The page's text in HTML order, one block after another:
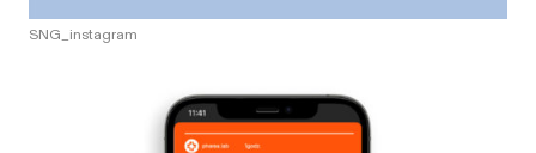
SNG_instagram